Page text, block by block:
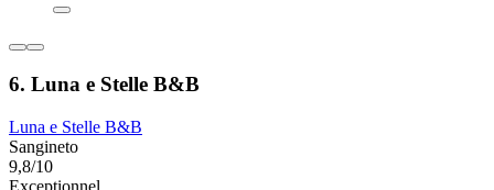
6. Luna e Stelle B&B
Luna e Stelle B&B
Sangineto
9,8/10
Exceptionnel